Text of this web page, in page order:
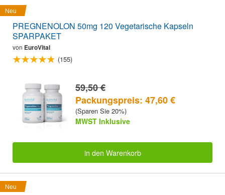
Neu
PREGNENOLON 50mg 120 Vegetarische Kapseln
SPARPAKET
von EuroVital
(155)
59,50 €
Packungspreis: 47,60 €
(Sparen Sie 20%)
MWST Inklusive
in den Warenkorb
Neu